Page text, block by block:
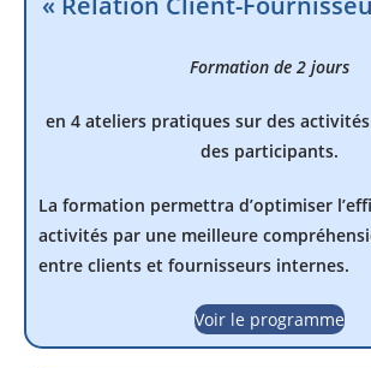
Formation de 2 jours
en 4 ateliers pratiques sur des
des participants.
La formation permettra d’optimiser
activités par une meilleure
entre clients et fournisseurs internes.
Voir le programme